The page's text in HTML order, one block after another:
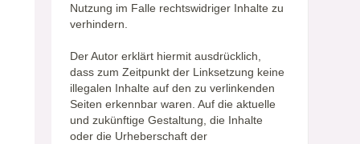
Nutzung im Falle rechtswidriger Inhalte zu
verhindern.
Der Autor erklärt hiermit ausdrücklich,
dass zum Zeitpunkt der Linksetzung keine
illegalen Inhalte auf den zu verlinkenden
Seiten erkennbar waren. Auf die aktuelle
und zukünftige Gestaltung, die Inhalte
oder die Urheberschaft der